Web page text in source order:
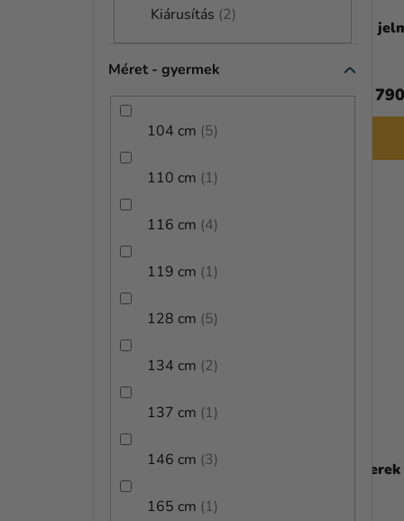
Kiárusítás 2
Méret - gyermek
104 cm 5
110 cm 1
116 cm 4
119 cm 1
128 cm 5
134 cm 2
137 cm 1
146 cm 3
165 cm 1
Fiú jelmez - Batman
15 470 Ft
BŐVEBBEN
Fiú
12
KIÁRUSÍTÁS
Gyerek jelmez - Batman deluxe